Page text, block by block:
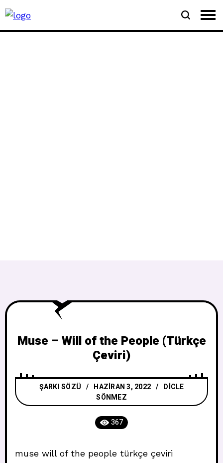
Muse – Will of the People (Türkçe
Çeviri)
ŞARKI SÖZÜ HAZIRAN 3, 2022
DICLE
SÖNMEZ
367
muse will of the people türkçe çeviri